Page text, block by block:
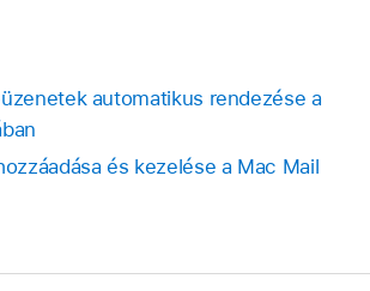
automatikus rendezése a
és kezelése a Mac Mail